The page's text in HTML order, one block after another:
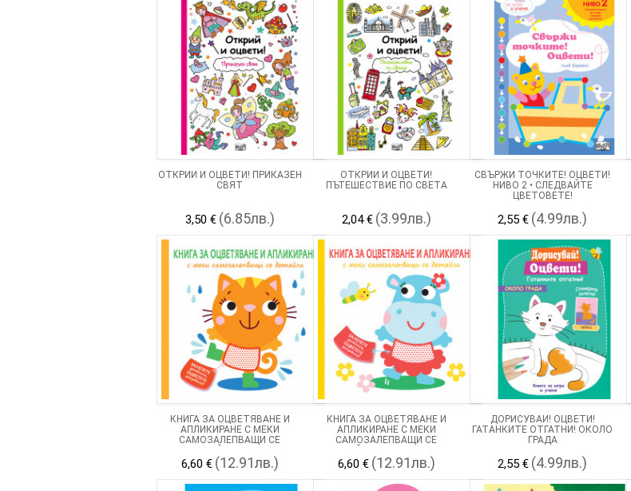
ОТКРИЙ И ОЦВЕТИ! ПРИКАЗЕН
СВЯТ
3,50 € (6.85лв.)
ОТКРИЙ И ОЦВЕТИ!
ПЪТЕШЕСТВИЕ ПО СВЕТА
2,04 € (3.99лв.)
СВЪРЖИ ТОЧКИТЕ! ОЦВЕТИ!
НИВО 2 • СЛЕДВАЙТЕ
ЦВЕТОВЕТЕ!
2,55 € (4.99лв.)
КНИГА ЗА ОЦВЕТЯВАНЕ И
АПЛИКИРАНЕ С МЕКИ
САМОЗАЛЕПВАЩИ СЕ
6,60 € (12.91лв.)
КНИГА ЗА ОЦВЕТЯВАНЕ И
АПЛИКИРАНЕ С МЕКИ
САМОЗАЛЕПВАЩИ СЕ
6,60 € (12.91лв.)
ДОРИСУВАЙ! ОЦВЕТИ!
ГАТАНКИТЕ ОТГАТНИ! ОКОЛО
ГРАДА
2,55 € (4.99лв.)